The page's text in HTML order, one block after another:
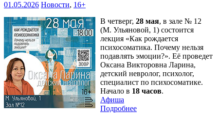
01.05.2026 Новости, 16+
В четверг, 28 мая, в зале № 12
(М. Ульяновой, 1) состоится
лекция «Как рождается
психосоматика. Почему нельзя
подавлять эмоции?». Её проведет
Оксана Викторовна Ларина,
детский невролог, психолог,
специалист по психосоматике.
Начало в 18 часов.
Афиша
Подробнее